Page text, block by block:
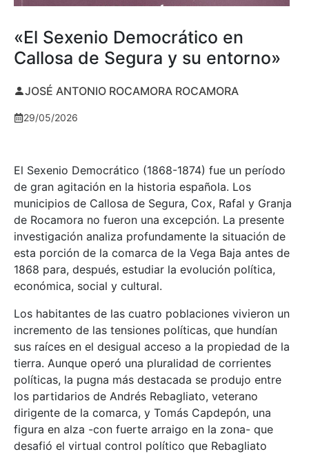
«El Sexenio Democrático en
Callosa de Segura y su entorno»
JOSÉ ANTONIO ROCAMORA ROCAMORA
29/05/2026
El Sexenio Democrático (1868-1874) fue un período
de gran agitación en la historia española. Los
municipios de Callosa de Segura, Cox, Rafal y Granja
de Rocamora no fueron una excepción. La presente
investigación analiza profundamente la situación de
esta porción de la comarca de la Vega Baja antes de
1868 para, después, estudiar la evolución política,
económica, social y cultural.
Los habitantes de las cuatro poblaciones vivieron un
incremento de las tensiones políticas, que hundían
sus raíces en el desigual acceso a la propiedad de la
tierra. Aunque operó una pluralidad de corrientes
políticas, la pugna más destacada se produjo entre
los partidarios de Andrés Rebagliato, veterano
dirigente de la comarca, y Tomás Capdepón, una
figura en alza -con fuerte arraigo en la zona- que
desafió el virtual control político que Rebagliato